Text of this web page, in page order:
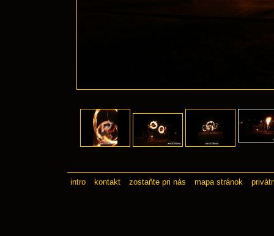
intro kontakt zostaňte pri nás mapa stránok